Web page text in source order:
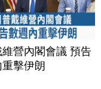
維營內閣會議 預告
擊伊朗